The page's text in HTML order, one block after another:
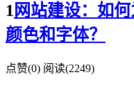
1 网站建设：如
颜色和字体？
点赞(0) 阅读(2249)